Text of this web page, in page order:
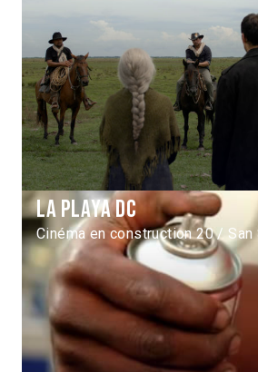
La playa DC
Cinéma en construction 20 / San